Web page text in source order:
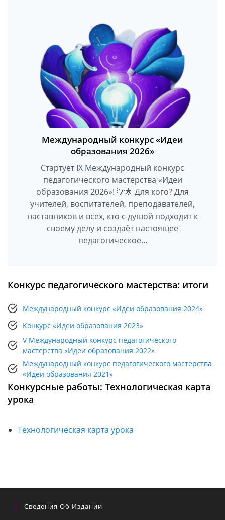
Международный конкурс «Идеи
образования 2026»
Стартует IX Международный конкурс
педагогического мастерства «Идеи
образования 2026»! 💡🌟 Для кого? Для
учителей, воспитателей, преподавателей,
наставников и всех, кто с душой подходит к
своему делу и создаёт настоящее
педагогическое...
Конкурс педагогического мастерства: итоги
Международный конкурс «Идеи образования 2024»
Конкурс «Идеи образования 2023»
V Международный конкурс педагогического
мастерства «Идеи образования 2022»
Международный конкурс педагогического мастерства
«Идеи образования 2021»
Конкурсные работы: Технологическая карта
урока
Технологическая карта урока
Сведения Об Издании